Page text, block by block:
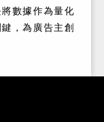
數據作為量化
，為廣告主創